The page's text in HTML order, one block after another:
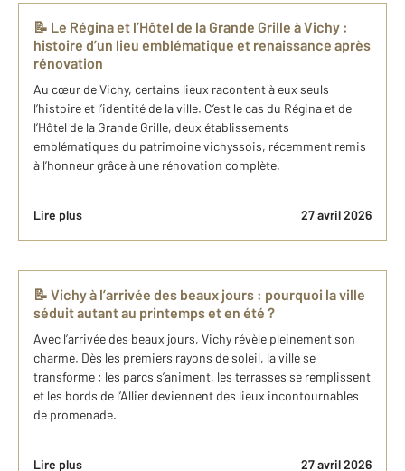
📝 Le Régina et l’Hôtel de la Grande Grille à Vichy :
histoire d’un lieu emblématique et renaissance après
rénovation
Au cœur de Vichy, certains lieux racontent à eux seuls
l’histoire et l’identité de la ville. C’est le cas du Régina et de
l’Hôtel de la Grande Grille, deux établissements
emblématiques du patrimoine vichyssois, récemment remis
à l’honneur grâce à une rénovation complète.
Lire plus 27 avril 2026
📝 Vichy à l’arrivée des beaux jours : pourquoi la ville
séduit autant au printemps et en été ?
Avec l’arrivée des beaux jours, Vichy révèle pleinement son
charme. Dès les premiers rayons de soleil, la ville se
transforme : les parcs s’animent, les terrasses se remplissent
et les bords de l’Allier deviennent des lieux incontournables
de promenade.
Lire plus 27 avril 2026